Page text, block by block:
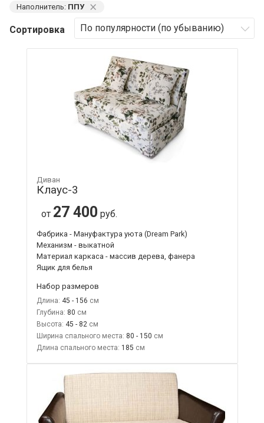
Наполнитель: ППУ ⨯
Сортировка
Диван
Клаус-3
от 27 400 руб.
Фабрика - Мануфактура уюта (Dream Park)
Механизм - выкатной
Материал каркаса - массив дерева, фанера
Ящик для белья
Набор размеров
Длина: 45 - 156
Глубина: 80
Высота: 45 - 82
Ширина спального места: 80 - 150
Длина спального места: 185